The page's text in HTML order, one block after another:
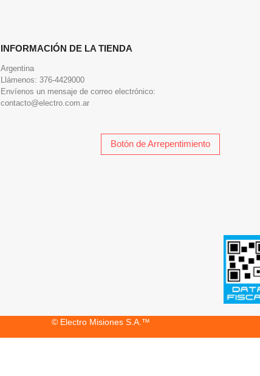
INFORMACIÓN DE LA TIENDA
Argentina
Llámenos: 376-4429000
Envíenos un mensaje de correo electrónico:
contacto@electro.com.ar
Botón de Arrepentimiento
© Electro Misiones S.A.™